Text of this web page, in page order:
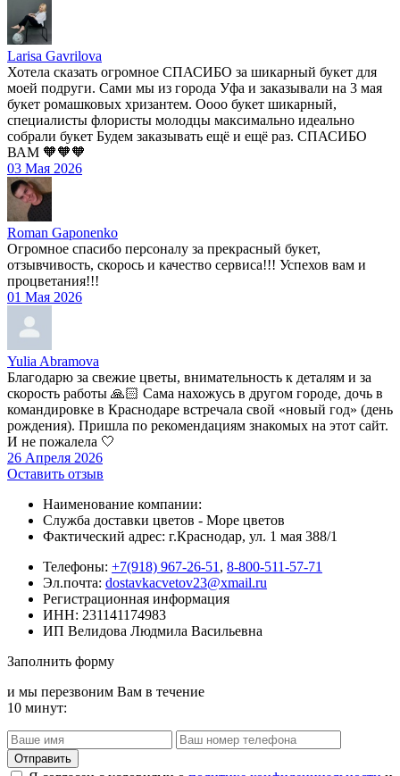
Larisa Gavrilova
Хотела сказать огромное СПАСИБО за шикарный букет для
моей подруги. Сами мы из города Уфа и заказывали на 3 мая
букет ромашковых хризантем. Оооо букет шикарный,
специалисты флористы молодцы максимально идеально
собрали букет Будем заказывать ещё и ещё раз. СПАСИБО
ВАМ 🧡🧡🧡
03 Мая 2026
Roman Gaponenko
Огромное спасибо персоналу за прекрасный букет,
отзывчивость, скорось и качество сервиса!!! Успехов вам и
процветания!!!
01 Мая 2026
Yulia Abramova
Благодарю за свежие цветы, внимательность к деталям и за
скорость работы 🙏🏻 Сама нахожусь в другом городе, дочь в
командировке в Краснодаре встречала свой «новый год» (день
рождения). Пришла по рекомендациям знакомых на этот сайт.
И не пожалела 🤍
26 Апреля 2026
Оставить отзыв
Наименование компании:
Служба доставки цветов - Море цветов
Фактический адрес: г.Краснодар, ул. 1 мая 388/1
Телефоны: +7(918) 967-26-51 , 8-800-511-57-71
Эл.почта: dostavkacvetov23@xmail.ru
Регистрационная информация
ИНН: 231141174983
ИП Велидова Людмила Васильевна
Заполнить форму
и мы перезвоним Вам в течение
10 минут: